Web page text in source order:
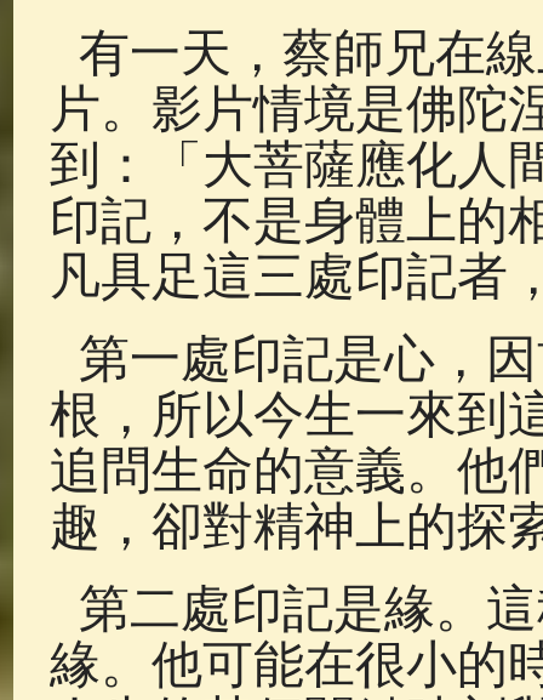
有一天，蔡師兄在
片。影片情境是佛陀
到：「大菩薩應化人
印記，不是身體上的
凡具足這三處印記者
第一處印記是心，
根，所以今生一來到
追問生命的意義。他
趣，卻對精神上的探
第二處印記是緣。
緣。他可能在很小的